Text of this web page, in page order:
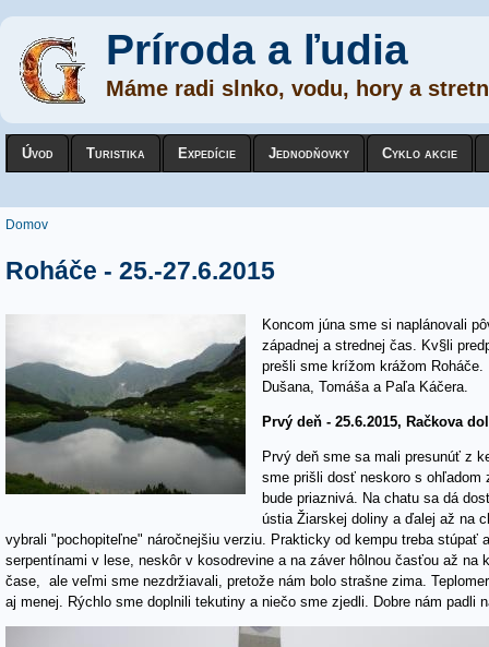
Príroda a ľudia
Máme radi slnko, vodu, hory a
Úvod Turistika Expedície Jednodňovky Cyklo akcie
Nachádzate sa tu
Domov
Roháče - 25.-27.6.2015
Koncom júna sme si naplánovali
západnej a strednej čas. Kv§li
prešli sme krížom krážom
Dušana, Tomáša a Paľa Káčera.
Prvý deň - 25.6.2015, Račkova
Prvý deň sme sa mali presunúť z
sme prišli dosť neskoro s ohľadom
bude priaznivá. Na chatu sa dá
ústia Žiarskej doliny a ďalej až na
vybrali "pochopiteľne" náročnejšiu verziu. Prakticky od kempu treba stúpať
serpentínami v lese, neskôr v kosodrevine a na záver hôlnou časťou až
čase, ale veľmi sme nezdržiavali, pretože nám bolo strašne zima.
aj menej. Rýchlo sme doplnili tekutiny a niečo sme zjedli. Dobre nám padli